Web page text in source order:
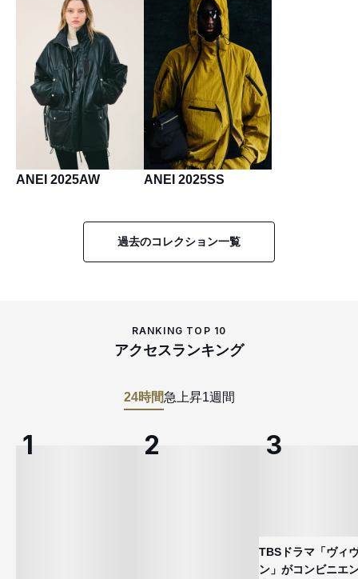
ANEI 2025AW ANEI 2025SS
過去のコレクション一覧
RANKING TOP 10
アクセスランキング
24時間急上昇1週間
TBSドラマ「ヴィ
ン」がコンビニエ